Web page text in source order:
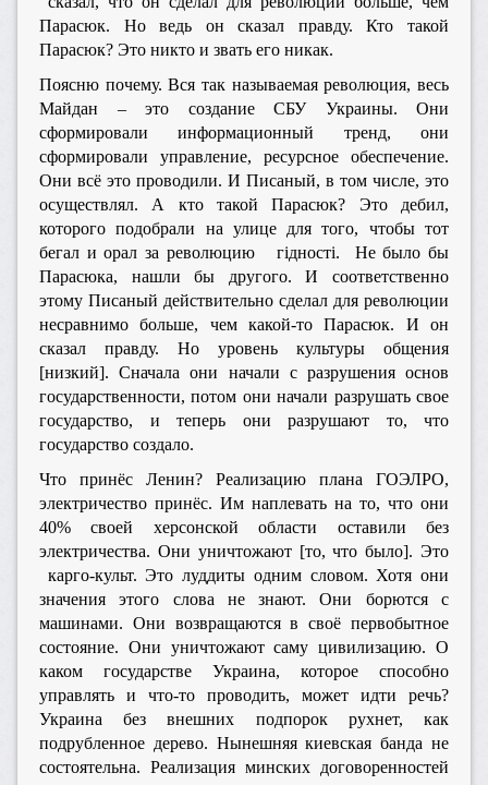
Парасюк. Но ведь он сказал правду. Кто такой
Парасюк? Это никто и звать его никак.
Поясню почему. Вся так называемая революция, весь
Майдан – это создание СБУ Украины. Они
сформировали информационный тренд, они
сформировали управление, ресурсное обеспечение.
Они всё это проводили. И Писаный, в том числе, это
осуществлял. А кто такой Парасюк? Это дебил,
которого подобрали на улице для того, чтобы тот
бегал и орал за революцию гідності. Не было бы
Парасюка, нашли бы другого. И соответственно
этому Писаный действительно сделал для революции
несравнимо больше, чем какой-то Парасюк. И он
сказал правду. Но уровень культуры общения
[низкий]. Сначала они начали с разрушения основ
государственности, потом они начали разрушать свое
государство, и теперь они разрушают то, что
государство создало.
Что принёс Ленин? Реализацию плана ГОЭЛРО,
электричество принёс. Им наплевать на то, что они
40% своей херсонской области оставили без
электричества. Они уничтожают [то, что было]. Это
карго-культ. Это луддиты одним словом. Хотя они
значения этого слова не знают. Они борются с
машинами. Они возвращаются в своё первобытное
состояние. Они уничтожают саму цивилизацию. О
каком государстве Украина, которое способно
управлять и что-то проводить, может идти речь?
Украина без внешних подпорок рухнет, как
подрубленное дерево. Нынешняя киевская банда не
состоятельна. Реализация минских договоренностей